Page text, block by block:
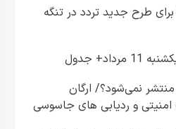
طرح جدید تردد در تنگه
جدول
نمی‌شود؟/ ارگان
امنیتی و ردیابی های جاسوسی